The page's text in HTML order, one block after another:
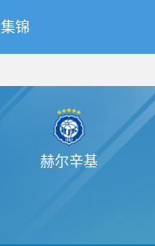
集锦
赫尔辛基